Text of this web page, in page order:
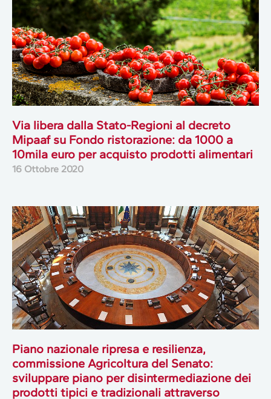
Via libera dalla Stato-Regioni al decreto
Mipaaf su Fondo ristorazione: da 1000 a
10mila euro per acquisto prodotti alimentari
16 Ottobre 2020
Piano nazionale ripresa e resilienza,
commissione Agricoltura del Senato:
sviluppare piano per disintermediazione dei
prodotti tipici e tradizionali attraverso